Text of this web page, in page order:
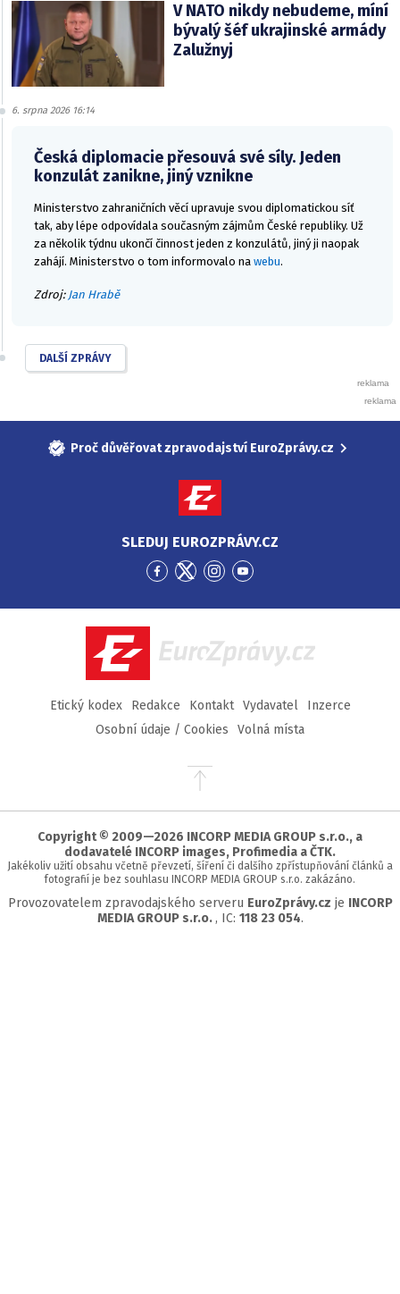
V NATO nikdy nebudeme, míní
bývalý šéf ukrajinské armády
Zalužnyj
6. srpna 2026 16:14
Česká diplomacie přesouvá své síly. Jeden
konzulát zanikne, jiný vznikne
Ministerstvo zahraničních věcí upravuje svou diplomatickou síť
tak, aby lépe odpovídala současným zájmům České republiky. Už
za několik týdnu ukončí činnost jeden z konzulátů, jiný ji naopak
zahájí. Ministerstvo o tom informovalo na webu.
Zdroj: Jan Hrabě
DALŠÍ ZPRÁVY
Proč důvěřovat zpravodajství EuroZprávy.cz
SLEDUJ EUROZPRÁVY.CZ
Přejít
Facebook
Přejít
Twitter
Přejít
Instagram
Přejít
YouTube
EuroZprávy.cz
Etický kodex Redakce Kontakt Vydavatel
Inzerce
Osobní údaje / Cookies
Volná místa
Přejít
stránky
Copyright © 2009—2026 INCORP MEDIA GROUP s.r.o., a
dodavatelé INCORP images, Profimedia a ČTK.
Jakékoliv užití obsahu včetně převzetí, šíření či dalšího zpřístupňování článků a
fotografií je bez souhlasu INCORP MEDIA GROUP s.r.o. zakázáno.
Provozovatelem zpravodajského serveru EuroZprávy.cz je INCORP
MEDIA GROUP s.r.o. , IC: 118 23 054.